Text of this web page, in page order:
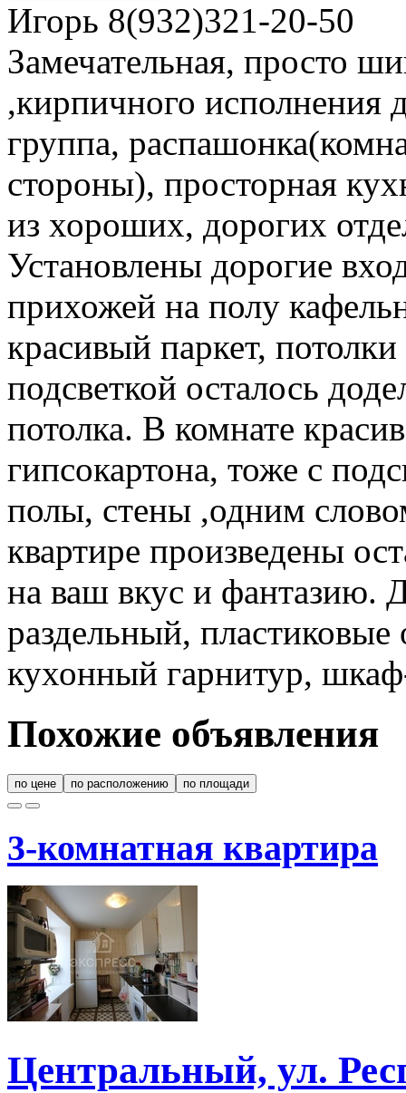
Игорь 8(932)321-20-50
Замечательная, просто
,кирпичного исполнения
группа,
стороны), просторная
из хороших, дорогих
Установлены дорогие
прихожей на полу
красивый паркет,
подсветкой осталось
потолка. В комнате
гипсокартона, тоже с
полы, стены ,одним
квартире произведены
на ваш вкус и фантазию.
раздельный,
кухонный гарнитур,
Похожие объявления
по цене по расположению по площади
3-комнатная квартира
Центральный, ул.